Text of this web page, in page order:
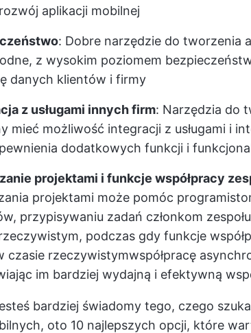
aplikacji mobilnej
: Dobre narzędzie do tworzenia
z wysokim poziomem
danych klientów i firmy
z usługami innych firm: Narzędzia do
mieć możliwość integracji z usługami i
dodatkowych funkcji i
projektami i funkcje współpracy
projektami może pomóc
przypisywaniu zadań członkom
podczas gdy funkcje
czasie rzeczywistymwspółpracę
im bardziej wydajną i efektywną
bardziej świadomy tego, czego
oto 10 najlepszych opcji, które